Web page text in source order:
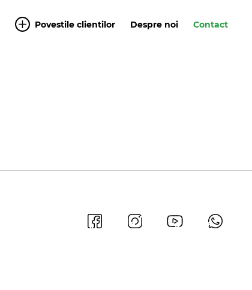
Povestile clientilor Despre noi Contact